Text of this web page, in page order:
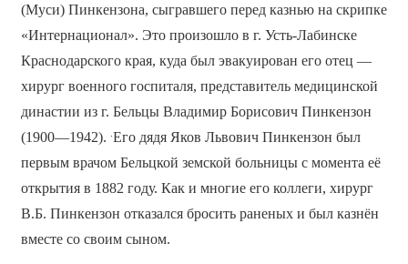
(Муси) Пинкензона, сыгравшего перед казнью на скрипке
«Интернационал». Это произошло в г. Усть-Лабинске
Краснодарского края, куда был эвакуирован его отец —
хирург военного госпиталя, представитель медицинской
династии из г. Бельцы Владимир Борисович Пинкензон
(1900—1942). Его дядя Яков Львович Пинкензон был
первым врачом Бельцкой земской больницы с момента её
открытия в 1882 году. Как и многие его коллеги, хирург
В.Б. Пинкензон отказался бросить раненых и был казнён
вместе со своим сыном.